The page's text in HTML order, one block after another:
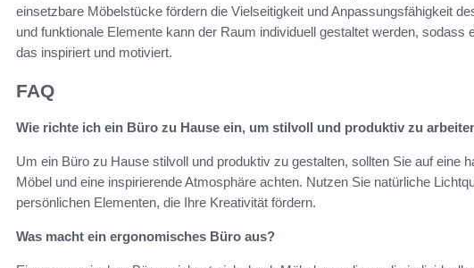
einsetzbare Möbelstücke fördern die Vielseitigkeit und Anpassungsfähigkeit
und funktionale Elemente kann der Raum individuell gestaltet werden, sodass
das inspiriert und motiviert.
FAQ
Wie richte ich ein Büro zu Hause ein, um stilvoll und produktiv zu
Um ein Büro zu Hause stilvoll und produktiv zu gestalten, sollten Sie auf eine
Möbel und eine inspirierende Atmosphäre achten. Nutzen Sie natürliche
persönlichen Elementen, die Ihre Kreativität fördern.
Was macht ein ergonomisches Büro aus?